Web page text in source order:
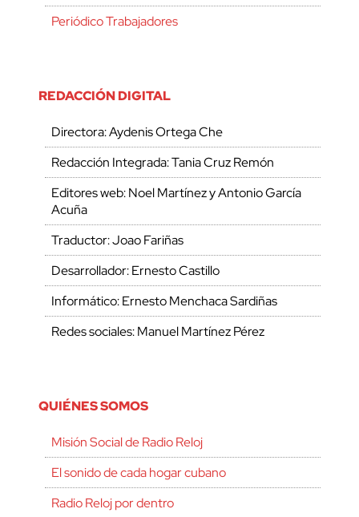
Periódico Trabajadores
REDACCIÓN DIGITAL
Directora: Aydenis Ortega Che
Redacción Integrada: Tania Cruz Remón
Editores web: Noel Martínez y Antonio García
Acuña
Traductor: Joao Fariñas
Desarrollador: Ernesto Castillo
Informático: Ernesto Menchaca Sardiñas
Redes sociales: Manuel Martínez Pérez
QUIÉNES SOMOS
Misión Social de Radio Reloj
El sonido de cada hogar cubano
Radio Reloj por dentro